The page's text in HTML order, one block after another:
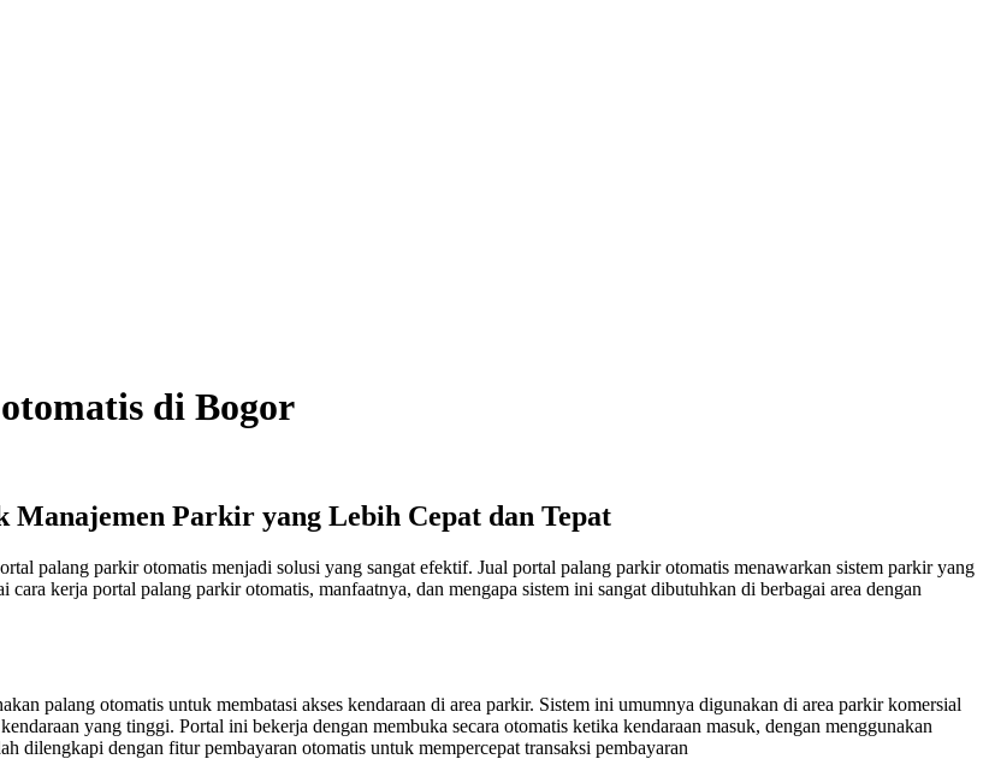
di Bogor
Parkir yang Lebih Cepat dan Tepat
palang parkir otomatis menjadi solusi yang sangat efektif. Jual portal palang parkir otomatis menawarkan sistem parkir yang
kerja portal palang parkir otomatis, manfaatnya, dan mengapa sistem ini sangat dibutuhkan di berbagai area dengan
palang otomatis untuk membatasi akses kendaraan di area parkir. Sistem ini umumnya digunakan di area parkir komersial
yang tinggi. Portal ini bekerja dengan membuka secara otomatis ketika kendaraan masuk, dengan menggunakan
dilengkapi dengan fitur pembayaran otomatis untuk mempercepat transaksi pembayaran